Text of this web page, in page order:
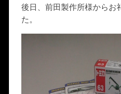
後日、前田製作所様からお
た。